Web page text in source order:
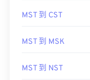
MST 到 CST
MST 到 MSK
MST 到 NST